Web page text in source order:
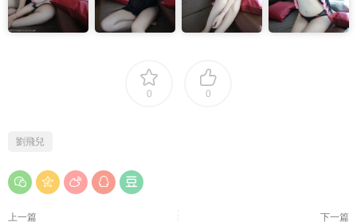
0 0
劉飛兒
上一篇 下一篇